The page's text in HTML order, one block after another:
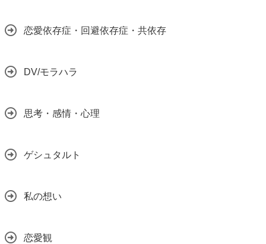
恋愛依存症・回避依存症・共依存
DV/モラハラ
思考・感情・心理
ゲシュタルト
私の想い
恋愛観